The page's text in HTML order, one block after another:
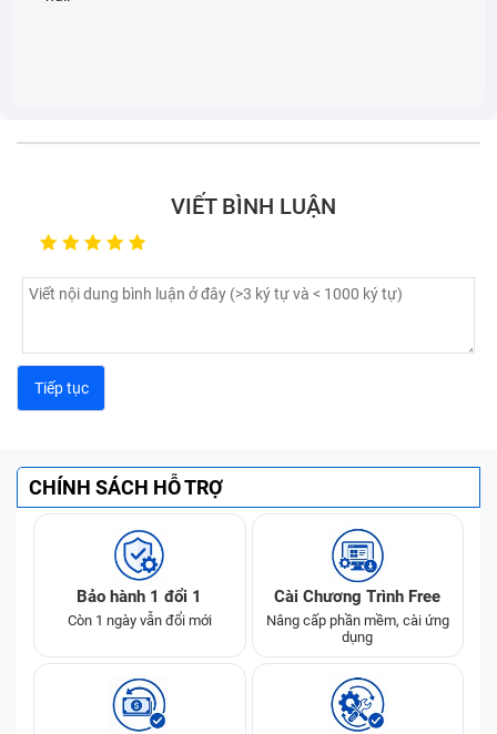
VIẾT BÌNH LUẬN
CHÍNH SÁCH HỖ TRỢ
Bảo hành 1 đổi 1
Còn 1 ngày vẫn đổi mới
Cài Chương Trình Free
Nâng cấp phần mềm, cài ứng
dụng